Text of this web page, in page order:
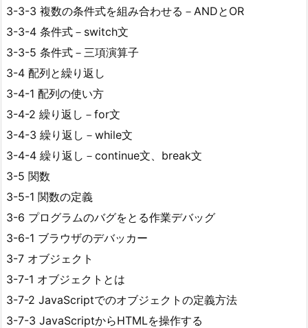
3-3-3 複数の条件式を組み合わせる－ANDとOR
3-3-4 条件式－switch文
3-3-5 条件式－三項演算子
3-4 配列と繰り返し
3-4-1 配列の使い方
3-4-2 繰り返し－for文
3-4-3 繰り返し－while文
3-4-4 繰り返し－continue文、break文
3-5 関数
3-5-1 関数の定義
3-6 プログラムのバグをとる作業デバッグ
3-6-1 ブラウザのデバッカー
3-7 オブジェクト
3-7-1 オブジェクトとは
3-7-2 JavaScriptでのオブジェクトの定義方法
3-7-3 JavaScriptからHTMLを操作する